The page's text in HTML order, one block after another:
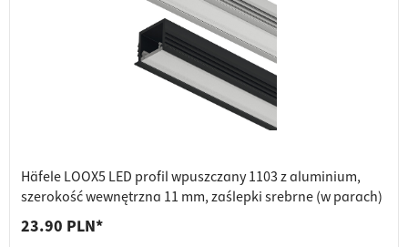
Häfele LOOX5 LED profil wpuszczany 1103 z aluminium,
szerokość wewnętrzna 11 mm, zaślepki srebrne (w parach)
23.90 PLN*